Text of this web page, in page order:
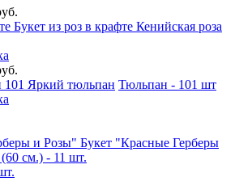
Букет из роз в крафте Кенийская роза
101 Яркий тюльпан Тюльпан - 101 шт
Букет "Красные Герберы
см.) - 11 шт.